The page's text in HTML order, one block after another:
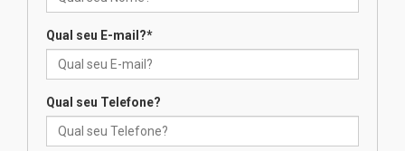
calouros do segundo semestre
Qual seu E-mail?*
Qual seu Telefone?